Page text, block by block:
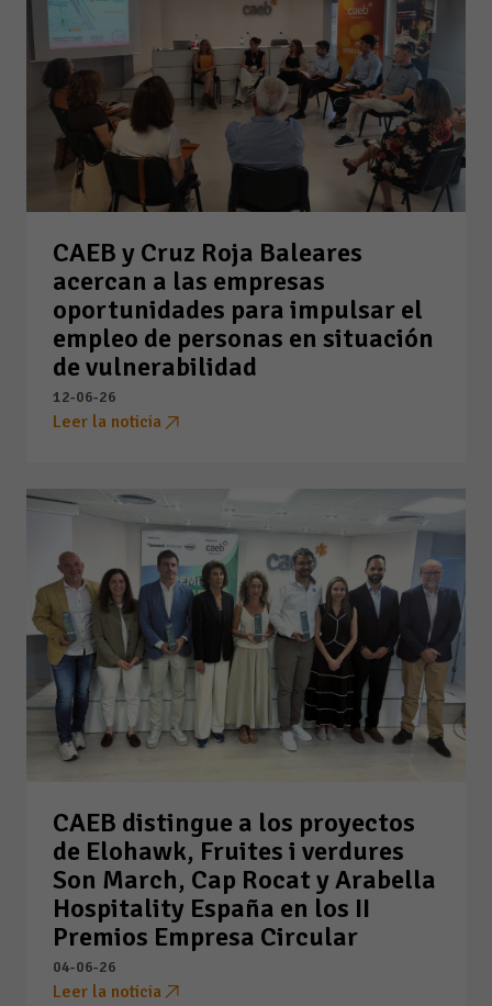
CAEB y Cruz Roja Baleares
acercan a las empresas
oportunidades para impulsar el
empleo de personas en situación
de vulnerabilidad
12-06-26
Leer la noticia
CAEB distingue a los proyectos
de Elohawk, Fruites i verdures
Son March, Cap Rocat y Arabella
Hospitality España en los II
Premios Empresa Circular
04-06-26
Leer la noticia